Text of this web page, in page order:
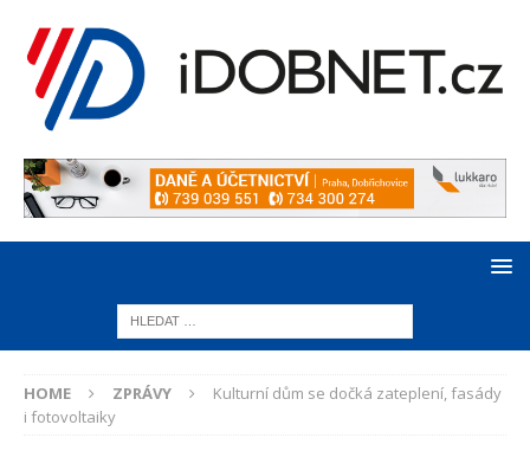
HOME ZPRÁVY
Kulturní dům se dočká zateplení, fasády
i fotovoltaiky